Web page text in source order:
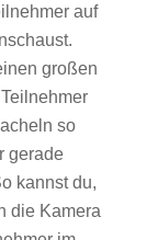
auf
großen
so
gerade
kannst du,
die Kamera